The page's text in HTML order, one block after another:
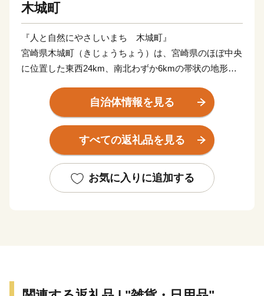
木城町
『人と自然にやさしいまち 木城町』
宮崎県木城町（きじょうちょう）は、宮崎県のほぼ中央
に位置した東西24km、南北わずか6kmの帯状の地形
文豪「武者小路実篤」が自ら詠った詩のような世界を目
指し、実現しようとした理想郷「新しき村」。えほんと
豊かな自然との出会いが子どもたちの感性を育む「木城
精神を受け継いだ「石井記念友愛社」。自然形態を大切
にしながら生活に欠かせない電力を安全に生み出す揚水
自治体情報を見る
すべての返礼品を見る
お気に入りに追加する